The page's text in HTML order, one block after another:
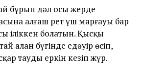
бұрын дәл осы жерде
алғаш рет үш марғауы бар
іліккен болатын. Қысқы
алан бүгінде едәуір өсіп,
тауды еркін кезіп жүр.